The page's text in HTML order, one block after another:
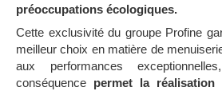
préoccupations écologiques.
Cette exclusivité du groupe Profine
meilleur choix en matière de
aux performances
conséquence permet la réalisation